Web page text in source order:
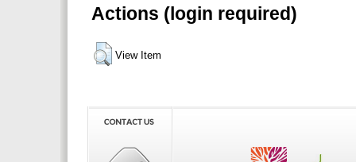
Actions (login required)
View Item